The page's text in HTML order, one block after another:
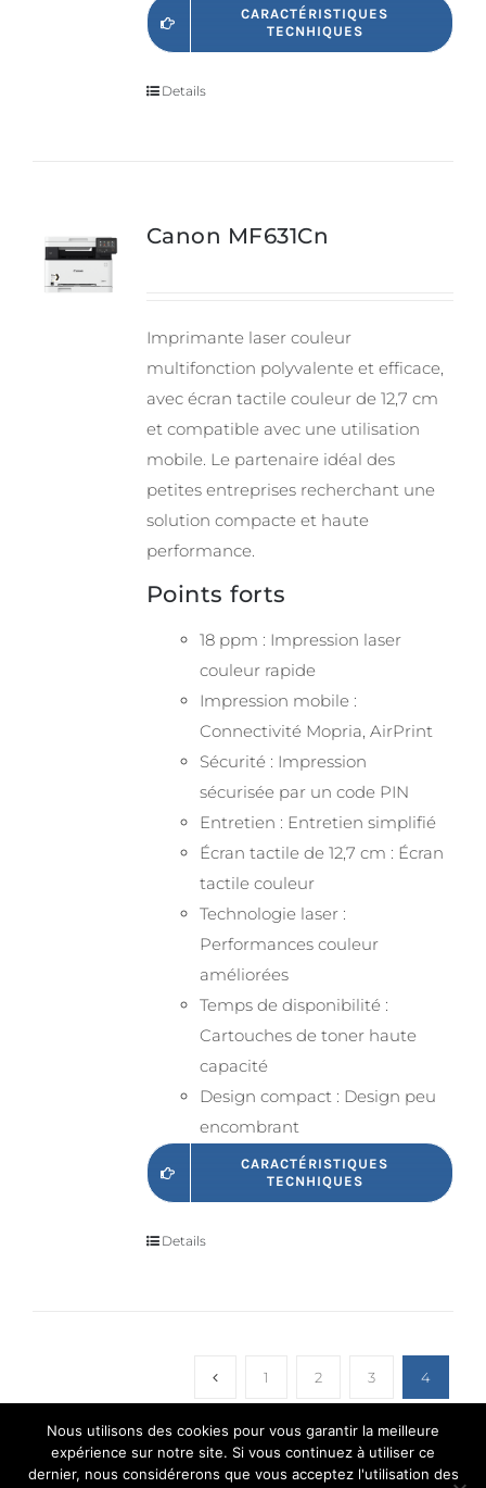
CARACTÉRISTIQUES
TECNHIQUES
Details
Canon MF631Cn
Imprimante laser couleur
multifonction polyvalente et efficace,
avec écran tactile couleur de 12,7 cm
et compatible avec une utilisation
mobile. Le partenaire idéal des
petites entreprises recherchant une
solution compacte et haute
performance.
Points forts
18 ppm : Impression laser
couleur rapide
Impression mobile :
Connectivité Mopria, AirPrint
Sécurité : Impression
sécurisée par un code PIN
Entretien : Entretien simplifié
Écran tactile de 12,7 cm : Écran
tactile couleur
Technologie laser :
Performances couleur
améliorées
Temps de disponibilité :
Cartouches de toner haute
capacité
Design compact : Design peu
encombrant
CARACTÉRISTIQUES
TECNHIQUES
Details
1 2 3 4
Nous utilisons des cookies pour vous garantir la meilleure
expérience sur notre site. Si vous continuez à utiliser ce
dernier, nous considérerons que vous acceptez l'utilisation des